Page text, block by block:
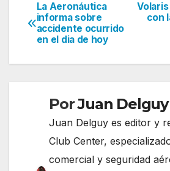
Navegación
de
entradas
con
La Aeronáutica
informa sobre
accidente ocurrido
en el dia de hoy
PorJuan Delguy
Juan Delguy es editor y
Club Center,
comercial y seguridad